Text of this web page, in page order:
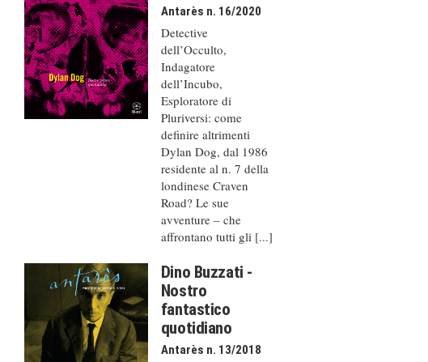
Antarès n. 16/2020
Detective
dell’Occulto,
Indagatore
dell’Incubo,
Esploratore di
Pluriversi: come
definire altrimenti
Dylan Dog, dal 1986
residente al n. 7 della
londinese Craven
Road? Le sue
avventure – che
affrontano tutti gli [...]
Dino Buzzati -
Nostro
fantastico
quotidiano
Antarès n. 13/2018